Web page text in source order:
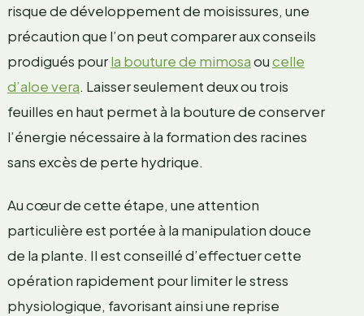
risque de développement de moisissures, une
précaution que l’on peut comparer aux conseils
prodigués pourla bouture de mimosaoucelle
d’aloe vera. Laisser seulement deux ou trois
feuilles en haut permet à la bouture de conserver
l’énergie nécessaire à la formation des racines
sans excès de perte hydrique.
Au cœur de cette étape, une attention
particulière est portée à la manipulation douce
de la plante. Il est conseillé d’effectuer cette
opération rapidement pour limiter le stress
physiologique, favorisant ainsi une reprise